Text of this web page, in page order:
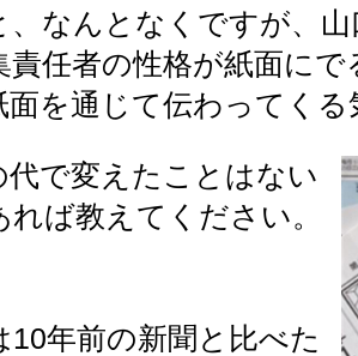
、なんとなくですが、
責任者の性格が紙面に
面を通じて伝わってく
代で変えたことはない
ば教えてください。
10年前の新聞と比べた